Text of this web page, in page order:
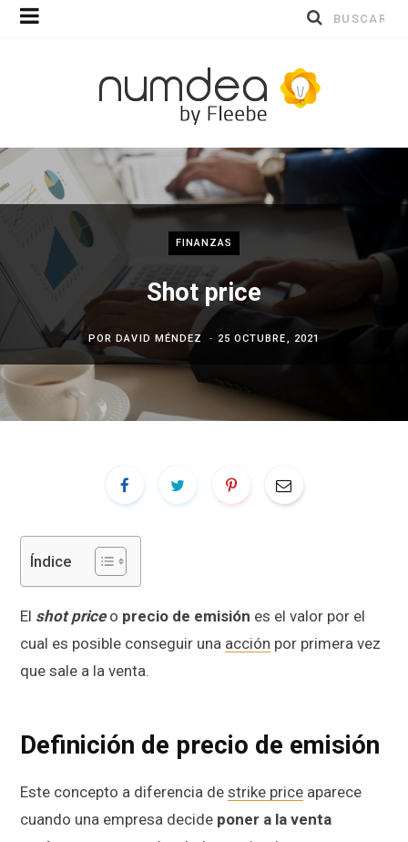
Buscar
FINANZAS
Shot price
PORDAVID MÉNDEZ 25 OCTUBRE, 2021
Índice
El shot priceo precio de emisión es el valor por el
cual es posible conseguir una acción por primera vez
que sale a la venta.
Definición de precio de emisión
Este concepto a diferencia de strike price aparece
cuando una empresa decide poner a la venta